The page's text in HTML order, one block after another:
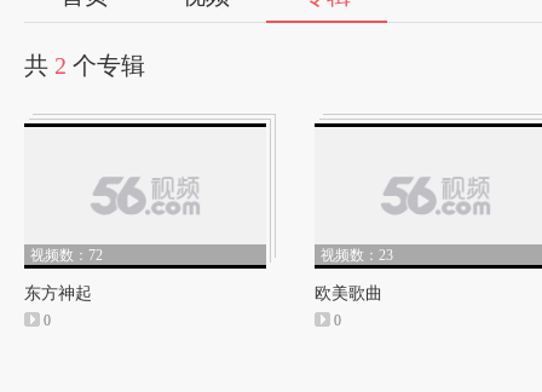
共 2 个专辑
视频数：72
东方神起
0
视频数：23
欧美歌曲
0